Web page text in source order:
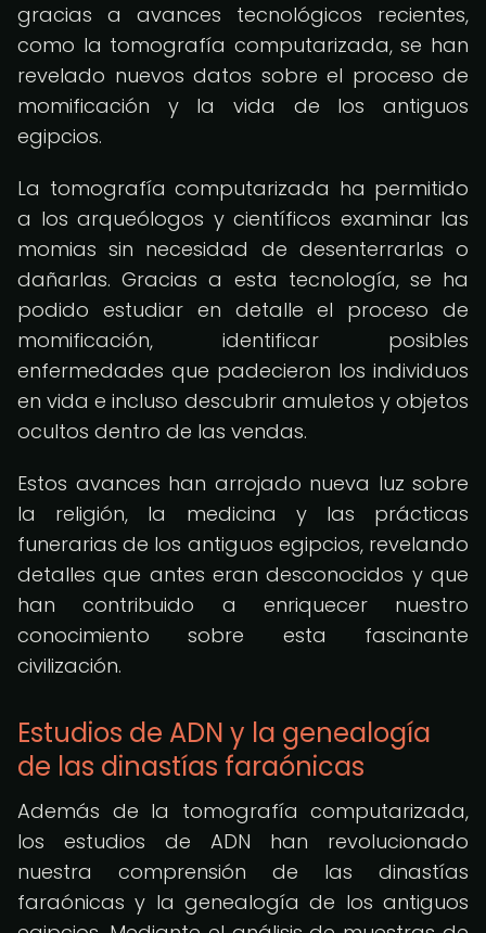
gracias a avances tecnológicos recientes,
como la tomografía computarizada, se han
revelado nuevos datos sobre el proceso de
momificación y la vida de los antiguos
egipcios.
La tomografía computarizada ha permitido
a los arqueólogos y científicos examinar las
momias sin necesidad de desenterrarlas o
dañarlas. Gracias a esta tecnología, se ha
podido estudiar en detalle el proceso de
momificación, identificar posibles
enfermedades que padecieron los individuos
en vida e incluso descubrir amuletos y objetos
ocultos dentro de las vendas.
Estos avances han arrojado nueva luz sobre
la religión, la medicina y las prácticas
funerarias de los antiguos egipcios, revelando
detalles que antes eran desconocidos y que
han contribuido a enriquecer nuestro
conocimiento sobre esta fascinante
civilización.
Estudios de ADN y la genealogía
de las dinastías faraónicas
Además de la tomografía computarizada,
los estudios de ADN han revolucionado
nuestra comprensión de las dinastías
faraónicas y la genealogía de los antiguos